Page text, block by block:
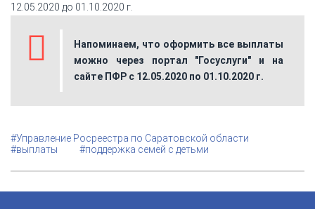
12.05.2020 до 01.10.2020 г.
Напоминаем, что оформить все выплаты
можно через портал "Госуслуги" и на
сайте ПФР с 12.05.2020 по 01.10.2020 г.
#Управление Росреестра по Саратовской области
#выплаты
#поддержка семей с детьми